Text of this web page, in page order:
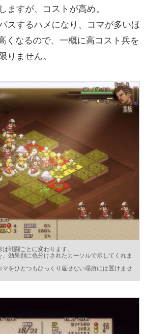
ますが、コストが高め。
スするハメになり、コマが多いほ
くなるので、一概に高コスト兵を
りません。
戦闘ごとに変わります。
効果別に色分けされたカーソルで示してくれま
マをひとつもひっくり返せない場所には置けませ